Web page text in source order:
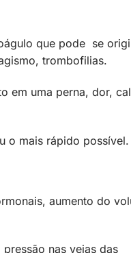
que pode se
trombofilias.
em uma perna, dor,
o mais rápido possível.
aumento do
nas veias das